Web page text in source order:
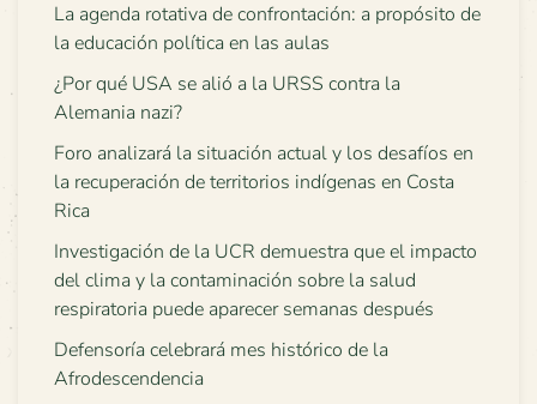
La agenda rotativa de confrontación: a propósito de
la educación política en las aulas
¿Por qué USA se alió a la URSS contra la
Alemania nazi?
Foro analizará la situación actual y los desafíos en
la recuperación de territorios indígenas en Costa
Rica
Investigación de la UCR demuestra que el impacto
del clima y la contaminación sobre la salud
respiratoria puede aparecer semanas después
Defensoría celebrará mes histórico de la
Afrodescendencia